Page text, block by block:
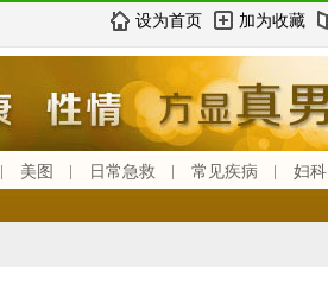
设为首页 加为收藏
美图 日常急救 常见疾病 妇科